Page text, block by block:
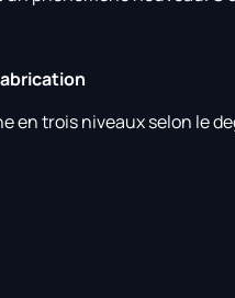
en trois niveaux selon le